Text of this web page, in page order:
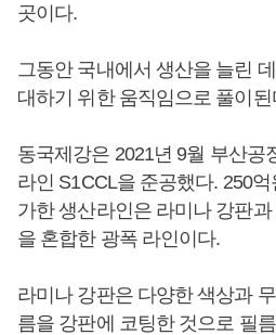
곳이다.
그동안 국내에서 생산을 늘린
대하기 위한 움직임으로 풀이된
동국제강은 2021년 9월 부산공
라인 S1CCL을 준공했다. 250
가한 생산라인은 라미나 강판
을 혼합한 광폭 라인이다.
라미나 강판은 다양한 색상과
름을 강판에 코팅한 것으로 필